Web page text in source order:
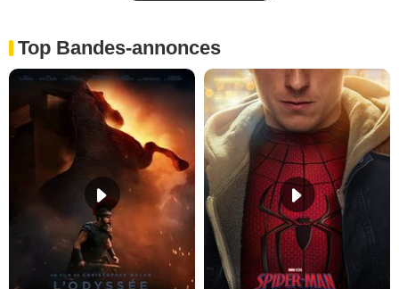
Top Bandes-annonces